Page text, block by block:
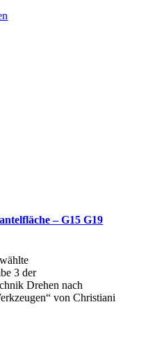
– G15 G19
3 der
Drehen nach
von Christiani